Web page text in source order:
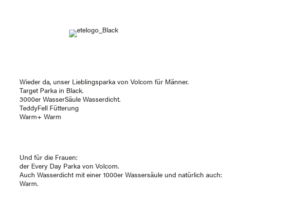
Wieder da, unser Lieblingsparka von Volcom für Männer.
Target Parka in Black.
3000er WasserSäule Wasserdicht.
TeddyFell Fütterung
Warm+ Warm
Und für die Frauen:
der Every Day Parka von Volcom.
Auch Wasserdicht mit einer 1000er Wassersäule und natürlich auch:
Warm.